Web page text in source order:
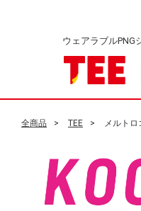
ウェアラブル
全商品 TEE メルトロ